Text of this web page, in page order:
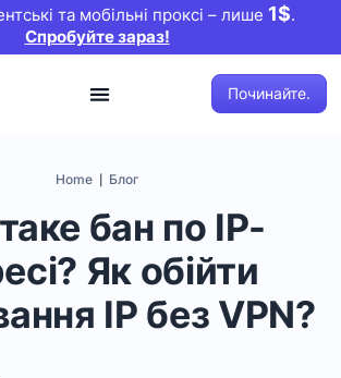
та мобільні проксі – лише 1$.
Спробуйте зараз!
Починайте.
Home Блог
бан по IP-
Як обійти
IP без VPN?